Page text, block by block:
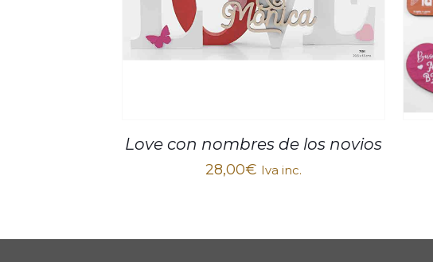
Love con nombres de los novios
28,00€ Iva inc.